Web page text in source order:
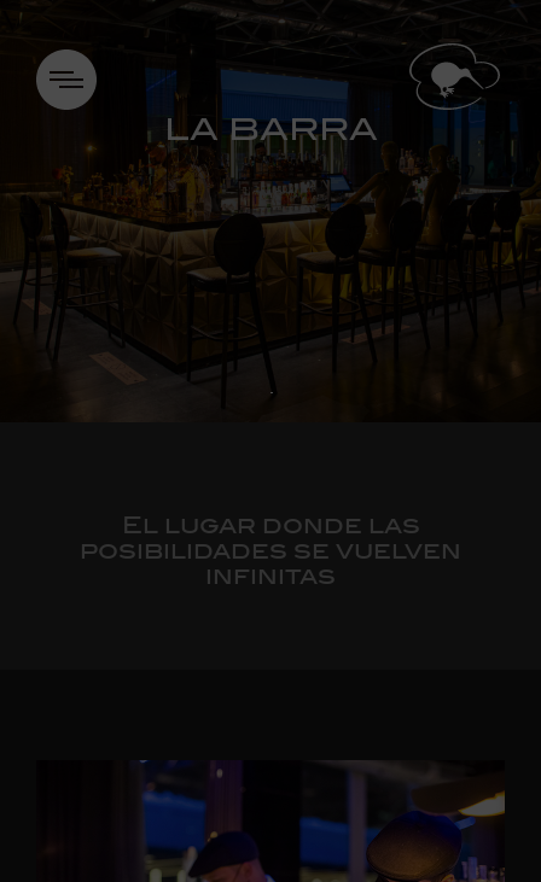
LA BARRA
El lugar donde las
posibilidades se vuelven
infinitas